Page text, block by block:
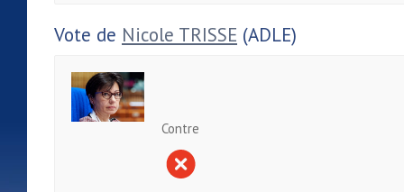
Vote de Nicole TRISSE (ADLE)
Contre